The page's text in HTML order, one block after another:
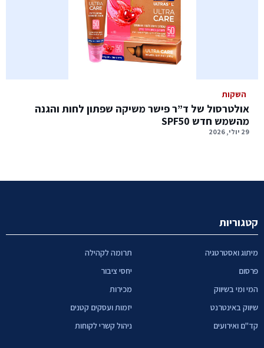
השקות
אולטרסול של ד”ר פישר משיקה שפתון לחות והגנה
מהשמש חדש SPF50
29 יולי, 2026
קטגוריות
מיתוג ואסטרטגיה
פרסום
המי ומי בשיווק
שיווק באינטרנט
קד"ם ואירועים
תרומה לקהילה
יחסי ציבור
מכירות
יזמות ועסקים קטנים
ניהול קשרי לקוחות